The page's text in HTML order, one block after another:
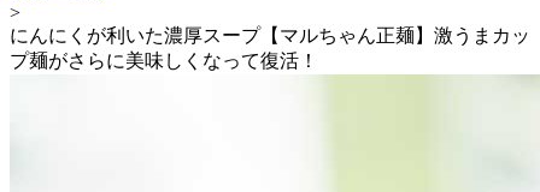
>
にんにくが利いた濃厚スープ【マルちゃん正麺】激うまカッ
プ麺がさらに美味しくなって復活！